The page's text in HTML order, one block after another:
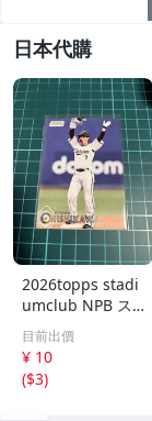
日本代購
2026topps stadi
umclub NPB ス
タジアムクラブ 1
60 オリックスバ
ファローズ 西川
龍馬
目前出價
¥ 10
($3)